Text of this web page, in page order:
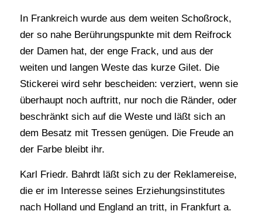
In Frankreich wurde aus dem weiten Schoßrock,
der so nahe Berührungspunkte mit dem Reifrock
der Damen hat, der enge Frack, und aus der
weiten und langen Weste das kurze Gilet. Die
Stickerei wird sehr bescheiden: verziert, wenn sie
überhaupt noch auftritt, nur noch die Ränder, oder
beschränkt sich auf die Weste und läßt sich an
dem Besatz mit Tressen genügen. Die Freude an
der Farbe bleibt ihr.
Karl Friedr. Bahrdt läßt sich zu der Reklamereise,
die er im Interesse seines Erziehungsinstitutes
nach Holland und England an tritt, in Frankfurt a.